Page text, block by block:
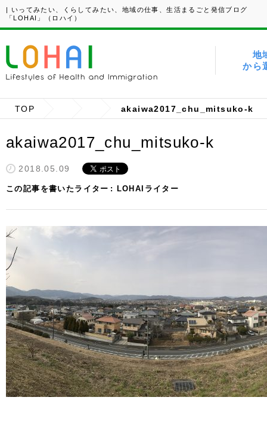
| いってみたい、くらしてみたい、地域の仕事、生活まるごと発信ブログ
「LOHAI」（ロハイ）
地
から
TOP akaiwa2017_chu_mitsuko-k
akaiwa2017_chu_mitsuko-k
2018.05.09
この記事を書いたライター LOHAIライター